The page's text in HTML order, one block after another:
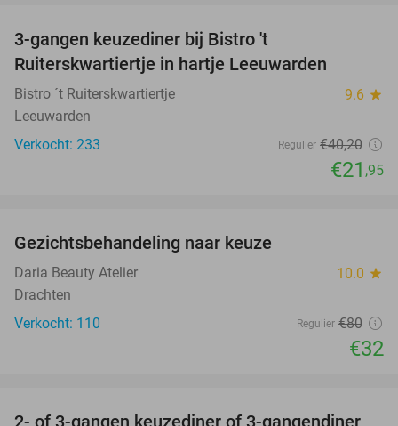
3-gangen keuzediner bij Bistro 't
Ruiterskwartiertje in hartje Leeuwarden
Bistro ´t Ruiterskwartiertje 9.6 star
Leeuwarden
Verkocht: 233
Regulier €40,20
€21 ,95
Gezichtsbehandeling naar keuze
Daria Beauty Atelier 10.0 star
Drachten
Verkocht: 110
Regulier €80
€32
2- of 3-gangen keuzediner of 3-gangendiner